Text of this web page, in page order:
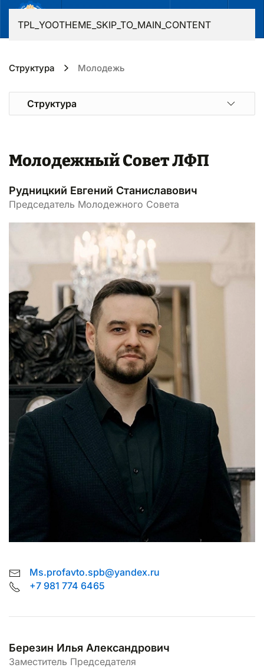
TPL_YOOTHEME_SKIP_TO_MAIN_CONTENT
RU
Структура Молодежь
Структура
Молодежный Совет ЛФП
Рудницкий Евгений Станиславович
Председатель Молодежного Совета
Ms.profavto.spb@yandex.ru
+7 981 774 6465
Березин Илья Александрович
Заместитель Председателя